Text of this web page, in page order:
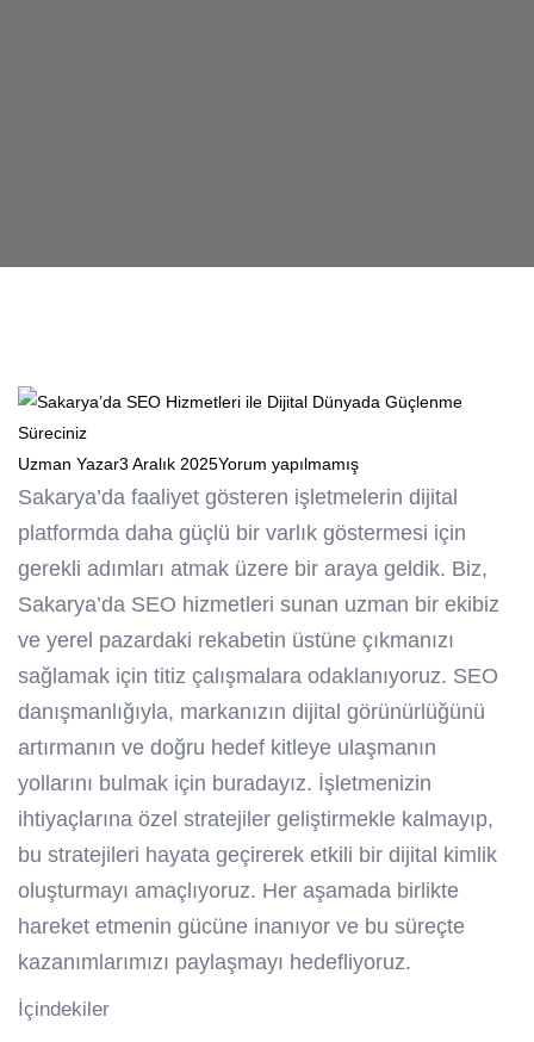
Uzman Yazar3 Aralık 2025Yorum yapılmamış
Sakarya’da faaliyet gösteren işletmelerin dijital
platformda daha güçlü bir varlık göstermesi için
gerekli adımları atmak üzere bir araya geldik. Biz,
Sakarya’da SEO hizmetleri sunan uzman bir ekibiz
ve yerel pazardaki rekabetin üstüne çıkmanızı
sağlamak için titiz çalışmalara odaklanıyoruz. SEO
danışmanlığıyla, markanızın dijital görünürlüğünü
artırmanın ve doğru hedef kitleye ulaşmanın
yollarını bulmak için buradayız. İşletmenizin
ihtiyaçlarına özel stratejiler geliştirmekle kalmayıp,
bu stratejileri hayata geçirerek etkili bir dijital kimlik
oluşturmayı amaçlıyoruz. Her aşamada birlikte
hareket etmenin gücüne inanıyor ve bu süreçte
kazanımlarımızı paylaşmayı hedefliyoruz.
İçindekiler